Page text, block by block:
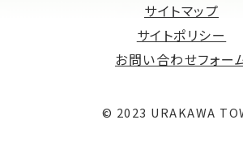
サイトマップ
サイトポリシー
お問い合わせフォー
© 2023 URAKAWA